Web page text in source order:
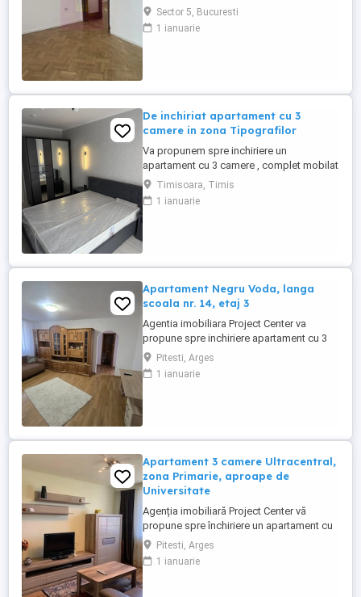
zona Cotroceni- in apopiere de Palat. Vila
este construita in 1934, foarte solida.
Apartamentul este situat la etajul 1/2, are 3
Sector 5, Bucuresti
1 ianuarie
De inchiriat apartament cu 3
camere in zona Tipografilor
Va propunem spre inchiriere un
apartament cu 3 camere , complet mobilat
si utilat in zona Tipografiilor. Apartamentul
are o suprafata de 66mp si se afla la etajul
1 intr-un bloc cu regim de inaltime P + 10.
Timisoara, Timis
1 ianuarie
Apartament Negru Voda, langa
scoala nr. 14, etaj 3
Agentia imobiliara Project Center va
propune spre inchiriere apartament cu 3
camere situat in cartierul Negru Voda,
langa scoala generala nr. 14, este situat la
etajul 3 al unui bloc cu 4 etaje.
centrala ...
Pitesti, Arges
1 ianuarie
Apartament 3 camere Ultracentral,
zona Primarie, aproape de
Universitate
Agenția imobiliară Project Center vă
propune spre închiriere un apartament cu
3 camere, situat în zona ultracentrală a
municipiului Pitești. Este situat la etajul 3 al
unui bloc cu 3 etaje, fara lift. Locuința este
Pitesti, Arges
1 ianuarie